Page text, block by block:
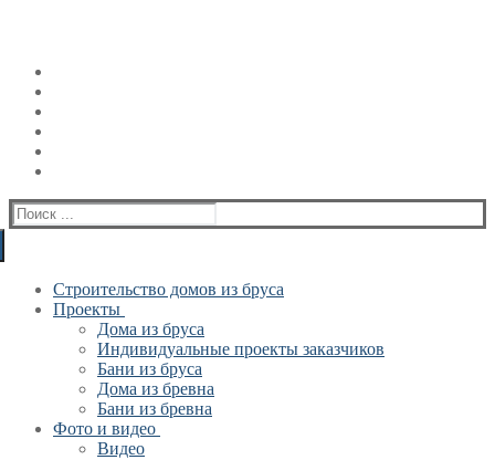
Искать:
Строительство домов из бруса
Проекты
Дома из бруса
Индивидуальные проекты заказчиков
Бани из бруса
Дома из бревна
Бани из бревна
Фото и видео
Видео